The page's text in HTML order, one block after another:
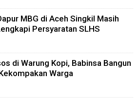
MBG di Aceh Singkil Masih
Persyaratan SLHS
di Warung Kopi, Babinsa Bangun
Warga